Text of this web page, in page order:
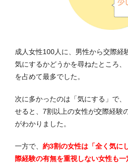
成人女性100人に、男性から交際経
気にするかどうかを尋ねたところ
を占めて最多でした。
次に多かったのは「気にする」で
せると、7割以上の女性が交際経験
がわかりました。
一方で、 約3割の女性は「全く気に
際経験の有無を重視しない女性も